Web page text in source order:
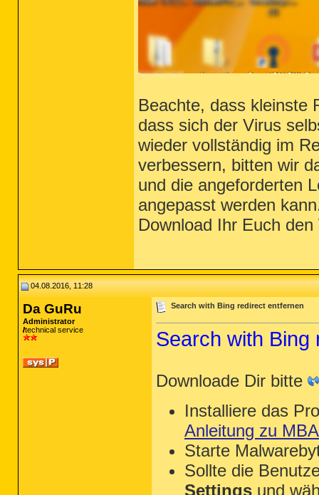
Beachte, dass kleinste
dass sich der Virus
wieder vollständig im
verbessern, bitten wir
und die angeforderten
angepasst werden
Download Ihr Euch
04.08.2016, 11:28
Da GuRu
Administrator
technical service
Search with Bing redirect entfernen
Search with Bing
Downloade Dir bitte
Installiere das
Anleitung zu
Starte
Sollte die
Settings und